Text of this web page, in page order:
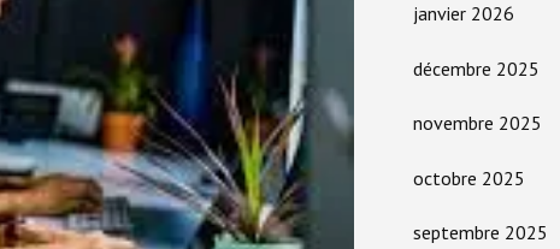
janvier 2026
décembre 2025
novembre 2025
octobre 2025
septembre 2025